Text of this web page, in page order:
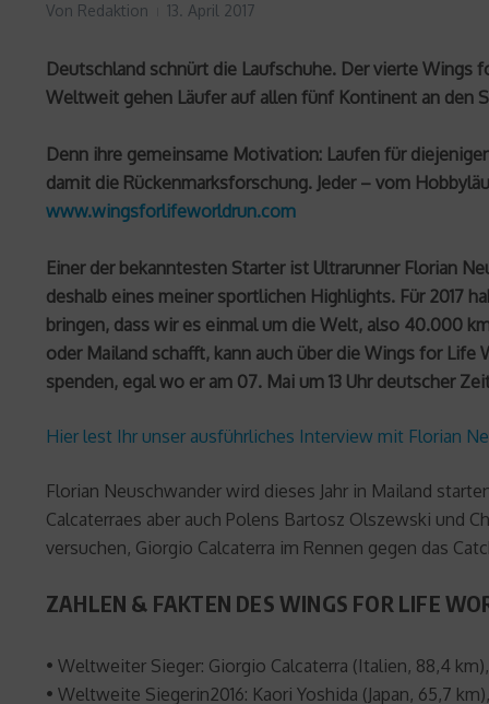
Von Redaktion 13. April 2017
Deutschland schnürt die Laufschuhe. Der vierte Wings
Weltweit gehen Läufer auf allen fünf Kontinent an den
Denn ihre gemeinsame Motivation: Laufen für
damit die Rückenmarksforschung. Jeder – vom
www.wingsforlifeworldrun.com
Einer der bekanntesten Starter ist Ultrarunner Florian
deshalb eines meiner sportlichen Highlights. Für 2017
bringen, dass wir es einmal um die Welt, also 40.000
oder Mailand schafft, kann auch über die Wings for Life
spenden, egal wo er am 07. Mai um 13 Uhr deutscher
Hier lest Ihr unser ausführliches Interview mit Florian
Florian Neuschwander wird dieses Jahr in Mailand
Calcaterraes aber auch Polens Bartosz Olszewski und
versuchen, Giorgio Calcaterra im Rennen gegen das
ZAHLEN & FAKTEN DES WINGS FOR LIFE
• Weltweiter Sieger: Giorgio Calcaterra (Italien, 88,4
• Weltweite Siegerin2016: Kaori Yoshida (Japan, 65,7